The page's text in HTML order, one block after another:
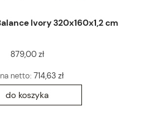
Ivory 320x160x1,2 cm
879,00 zł
netto: 714,63 zł
do koszyka